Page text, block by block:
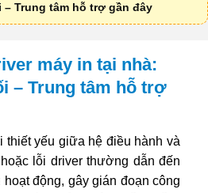
Trung tâm hỗ trợ gần đây
máy in tại nhà:
– Trung tâm hỗ trợ
thiết yếu giữa hệ điều hành và
lỗi driver thường dẫn đến
động, gây gián đoạn công